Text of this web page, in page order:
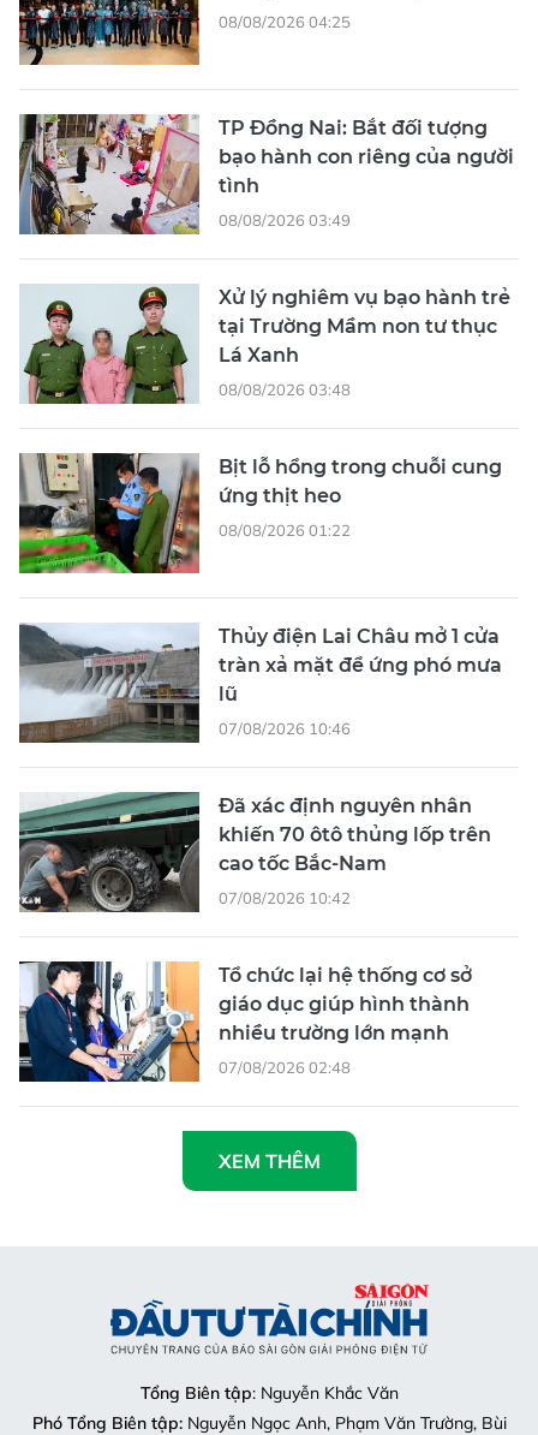
08/08/2026 04:25
TP Đồng Nai: Bắt đối tượng
bạo hành con riêng của người
tình
08/08/2026 03:49
Xử lý nghiêm vụ bạo hành trẻ
tại Trường Mầm non tư thục
Lá Xanh
08/08/2026 03:48
Bịt lỗ hổng trong chuỗi cung
ứng thịt heo
08/08/2026 01:22
Thủy điện Lai Châu mở 1 cửa
tràn xả mặt để ứng phó mưa
lũ
07/08/2026 10:46
Đã xác định nguyên nhân
khiến 70 ôtô thủng lốp trên
cao tốc Bắc-Nam
07/08/2026 10:42
Tổ chức lại hệ thống cơ sở
giáo dục giúp hình thành
nhiều trường lớn mạnh
07/08/2026 02:48
XEM THÊM
Tổng Biên tập: Nguyễn Khắc Văn
Phó Tổng Biên tập:Nguyễn Ngọc Anh, Phạm Văn Trường, Bùi